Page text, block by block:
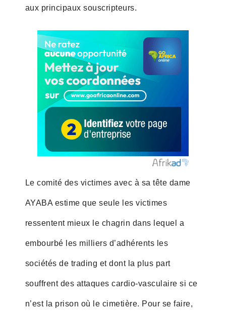
aux principaux souscripteurs.
Le comité des victimes avec à sa tête dame
AYABA estime que seule les victimes
ressentent mieux le chagrin dans lequel a
embourbé les milliers d’adhérents les
sociétés de trading et dont la plus part
souffrent des attaques cardio-vasculaire si ce
n’est la prison où le cimetière. Pour se faire,